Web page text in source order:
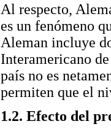
Al respecto,
es un fenómeno
Aleman incluye
Interamericano
país no es
permiten que el
1.2. Efecto del